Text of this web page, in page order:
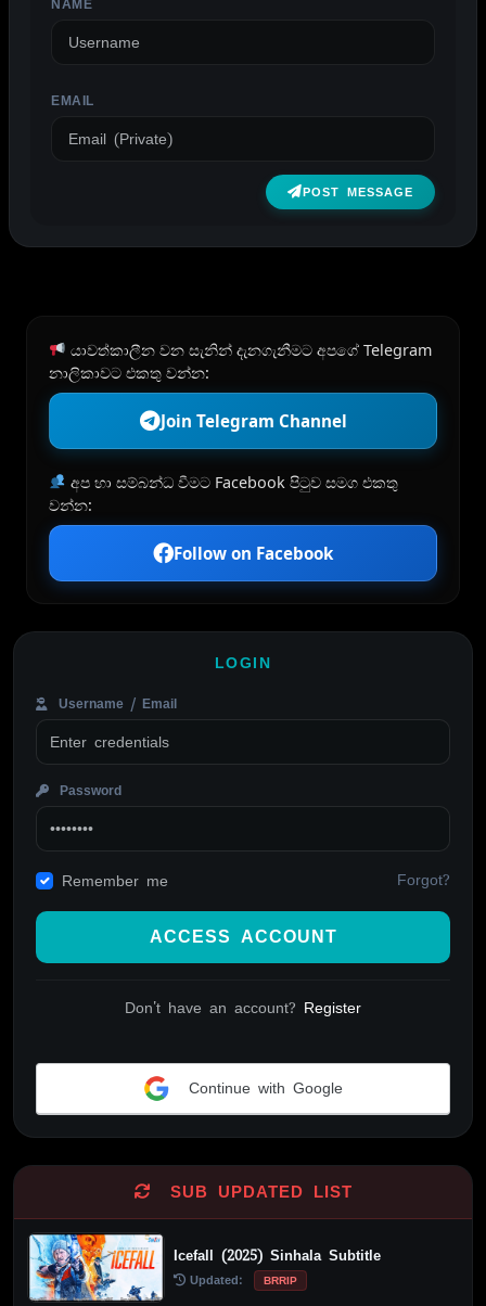
NAME
EMAIL
POST MESSAGE
යාවත්කාලීන වන සැනින් දැනගැනීමට අපගේ Telegram
නාලිකාවට එකතු වන්න:
Join Telegram Channel
අප හා සම්බන්ධ වීමට Facebook පිටුව සමග එකතු
වන්න:
Follow on Facebook
LOGIN
Username / Email
Password
Remember me Forgot?
ACCESS ACCOUNT
Don't have an account? Register
Continue with Google
SUB UPDATED LIST
Icefall (2025) Sinhala Subtitle
Updated: BRRIP